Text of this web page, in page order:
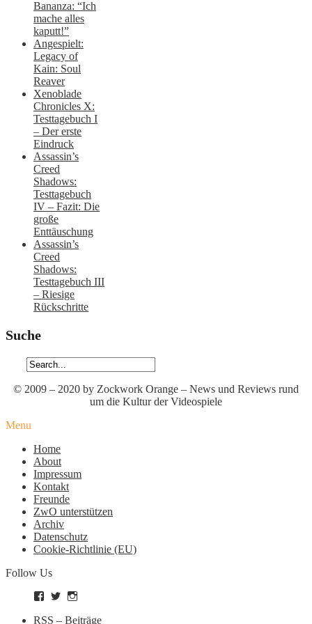
Bananza: “Ich
mache alles
kaputt!”
Angespielt:
Legacy of
Kain: Soul
Reaver
Xenoblade
Chronicles X:
Testtagebuch I
– Der erste
Eindruck
Assassin’s
Creed
Shadows:
Testtagebuch
IV – Fazit: Die
große
Enttäuschung
Assassin’s
Creed
Shadows:
Testtagebuch III
– Riesige
Rückschritte
Suche
© 2009 – 2020 by Zockwork Orange – News und Reviews rund
um die Kultur der Videospiele
Menu
Home
About
Impressum
Kontakt
Freunde
ZwO unterstützen
Archiv
Datenschutz
Cookie-Richtlinie (EU)
Follow Us
Profil
zockworkorange
Profil
zockworkorange
zockworkorange
RSS – Beiträge